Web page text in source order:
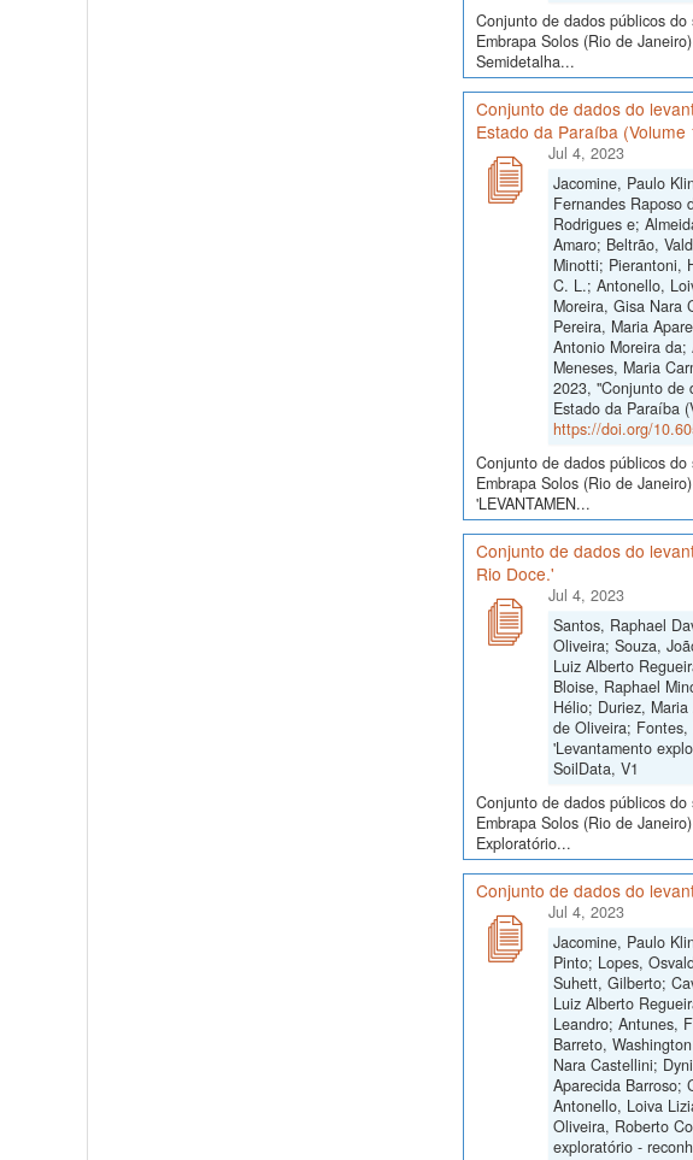
Conjunto de dados públicos
Embrapa Solos (Rio de
Semidetalha...
Conjunto de dados do
Estado da Paraíba
Jul 4, 2023
Jacomine, Paulo
Fernandes Raposo
Rodrigues e;
Amaro; Beltrão,
Minotti; Pierantoni,
C. L.; Antonello,
Moreira, Gisa Nara
Pereira, Maria
Antonio Moreira
Meneses, Maria
2023, "Conjunto de
Estado da Paraíba
https://doi.org/
Conjunto de dados públicos
Embrapa Solos (Rio de
'LEVANTAMEN...
Conjunto de dados do
Rio Doce.'
Jul 4, 2023
Santos, Raphael
Oliveira; Souza,
Luiz Alberto
Bloise, Raphael
Hélio; Duriez,
de Oliveira;
'Levantamento
SoilData, V1
Conjunto de dados públicos
Embrapa Solos (Rio de
Exploratório...
Conjunto de dados do
Jul 4, 2023
Jacomine, Paulo
Pinto; Lopes,
Suhett, Gilberto;
Luiz Alberto
Leandro; Antunes,
Barreto,
Nara Castellini;
Aparecida Barroso;
Antonello, Loiva
Oliveira, Roberto
exploratório -